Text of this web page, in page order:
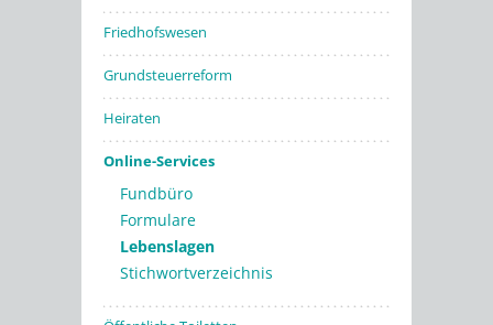
Friedhofswesen
Grundsteuerreform
Heiraten
Online-Services
Fundbüro
Formulare
Lebenslagen
Stichwortverzeichnis